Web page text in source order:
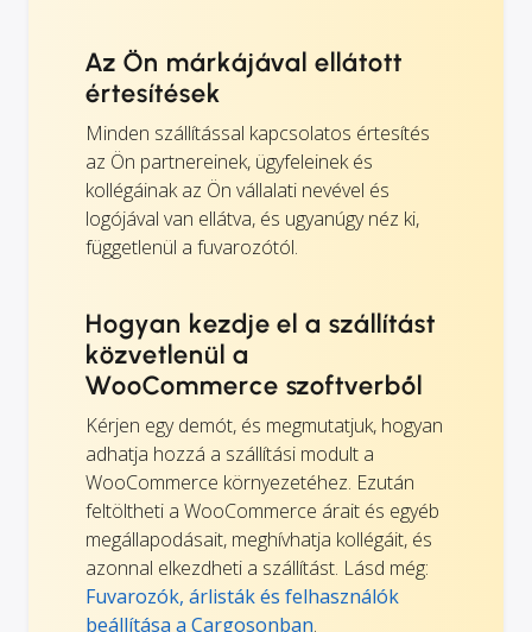
Az Ön márkájával ellátott
értesítések
Minden szállítással kapcsolatos értesítés
az Ön partnereinek, ügyfeleinek és
kollégáinak az Ön vállalati nevével és
logójával van ellátva, és ugyanúgy néz ki,
függetlenül a fuvarozótól.
Hogyan kezdje el a szállítást
közvetlenül a
WooCommerce szoftverből
Kérjen egy demót, és megmutatjuk, hogyan
adhatja hozzá a szállítási modult a
WooCommerce környezetéhez. Ezután
feltöltheti a WooCommerce árait és egyéb
megállapodásait, meghívhatja kollégáit, és
azonnal elkezdheti a szállítást. Lásd még:
Fuvarozók, árlisták és felhasználók
beállítása a Cargosonban.